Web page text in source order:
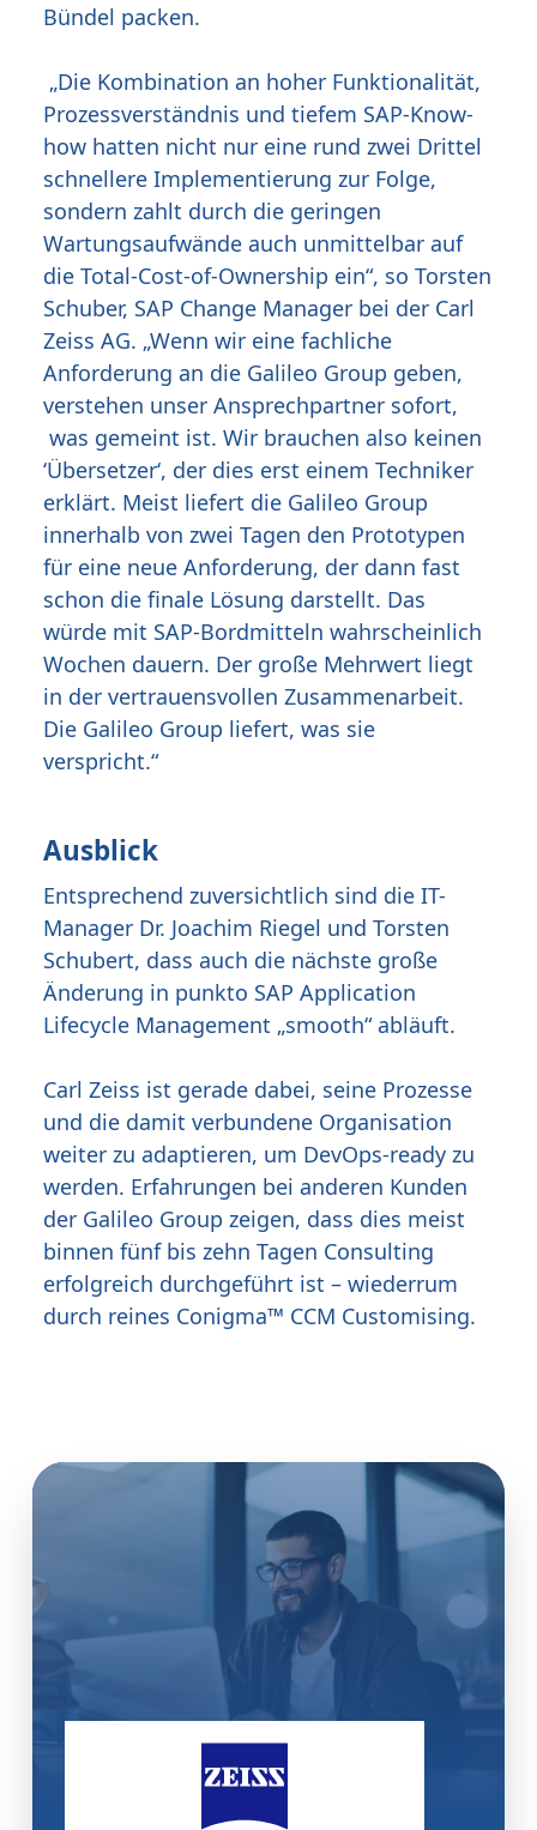
Bündel packen.
„Die Kombination an hoher Funktionalität,
Prozessverständnis und tiefem SAP-Know-
how hatten nicht nur eine rund zwei Drittel
schnellere Implementierung zur Folge,
sondern zahlt durch die geringen
Wartungsaufwände auch unmittelbar auf
die Total-Cost-of-Ownership ein“, so Torsten
Schuber, SAP Change Manager bei der Carl
Zeiss AG. „Wenn wir eine fachliche
Anforderung an die Galileo Group geben,
verstehen unser Ansprechpartner sofort,
was gemeint ist. Wir brauchen also keinen
‘Übersetzer‘, der dies erst einem Techniker
erklärt. Meist liefert die Galileo Group
innerhalb von zwei Tagen den Prototypen
für eine neue Anforderung, der dann fast
schon die finale Lösung darstellt. Das
würde mit SAP-Bordmitteln wahrscheinlich
Wochen dauern. Der große Mehrwert liegt
in der vertrauensvollen Zusammenarbeit.
Die Galileo Group liefert, was sie
verspricht.“
Ausblick
Entsprechend zuversichtlich sind die IT-
Manager Dr. Joachim Riegel und Torsten
Schubert, dass auch die nächste große
Änderung in punkto SAP Application
Lifecycle Management „smooth“ abläuft.
Carl Zeiss ist gerade dabei, seine Prozesse
und die damit verbundene Organisation
weiter zu adaptieren, um DevOps-ready zu
werden. Erfahrungen bei anderen Kunden
der Galileo Group zeigen, dass dies meist
binnen fünf bis zehn Tagen Consulting
erfolgreich durchgeführt ist – wiederrum
durch reines Conigma™ CCM Customising.